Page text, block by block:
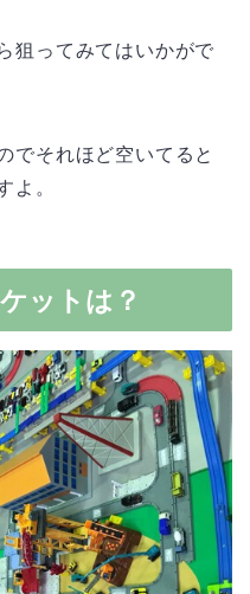
狙ってみてはいかがで
でそれほど空いてると
よ。
ットは？